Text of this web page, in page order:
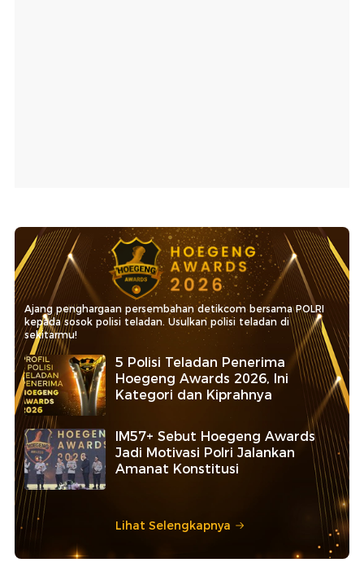
Ajang penghargaan persembahan detikcom bersama POLRI
kepada sosok polisi teladan. Usulkan polisi teladan di
sekitarmu!
5 Polisi Teladan Penerima
Hoegeng Awards 2026, Ini
Kategori dan Kiprahnya
IM57+ Sebut Hoegeng Awards
Jadi Motivasi Polri Jalankan
Amanat Konstitusi
Lihat Selengkapnya